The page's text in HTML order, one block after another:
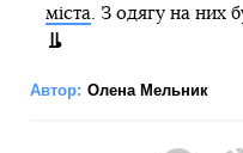
міста. З одягу на них
Автор: Олена Мельник